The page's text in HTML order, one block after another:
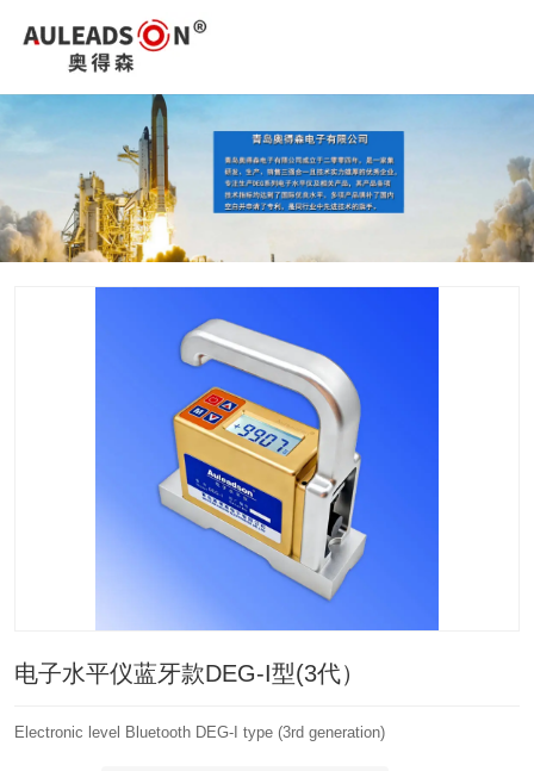
您好，欢迎进入青岛奥得森电子有限公司官网！
0532-85015526
电子水平仪蓝牙款DEG-I型(3代）
Electronic level Bluetooth DEG-I type (3rd generation)